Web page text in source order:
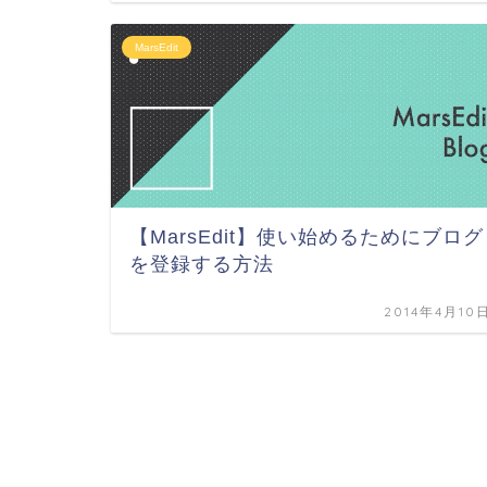
MarsEdit
【MarsEdit】使い始めるためにブログ
を登録する方法
2014年4月10